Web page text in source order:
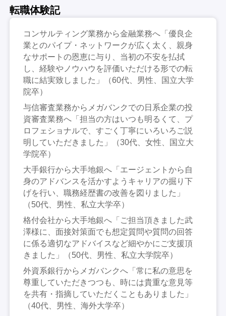
転職体験記
コンサルティング業務から金融業務へ「優良企
業とのパイプ・ネットワークが広く太く、親身
なサポートの恩恵に与り、当初の不安を払拭
し、経験やノウハウを評価いただける形での転
職に結実致しました」（60代、男性、国立大学
院卒）
与信審査業務からメガバンクでの日系企業の投
資審査業務へ「担当の方はいつも明るくて、プ
ロフェショナルで、すごく丁寧にいろいろご説
明していただきました」（30代、女性、国立大
学院卒）
大手銀行から大手地銀へ「エージェントから自
身のアドバンスを活かすようキャリアの掘り下
げを行い、職務経歴書の改善を図りました」
（50代、男性、私立大学卒）
格付会社から大手地銀へ「ご担当頂きました武
澤様に、面接対策面でも想定質問や質問の回答
に係る適切なアドバイスなど細やかにご支援頂
きました」（50代、男性、私立大学院卒）
外資系銀行からメガバンクへ「常に私の意思を
尊重していただきつつも、時には貴重な意見等
を共有・指摘していただくこともありました」
（40代、男性、海外大学卒）